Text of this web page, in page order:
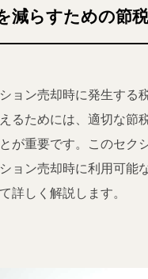
減らすための節
ョン売却時に発生する
るためには、適切な節
が重要です。このセク
ョン売却時に利用可能
詳しく解説します。